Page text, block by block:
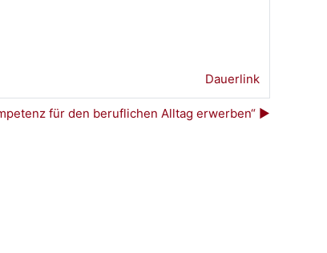
Dauerlink
für den beruflichen Alltag erwerben“ ▶︎